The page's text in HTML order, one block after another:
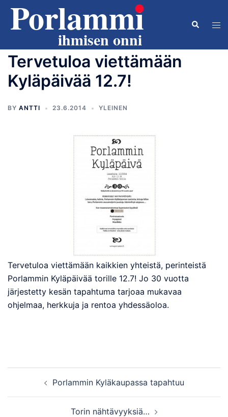
Skip
content
Search
Tervetuloa viettämään
Kyläpäivää 12.7!
BY ANTTI 23.6.2014 YLEINEN
Tervetuloa viettämään kaikkien yhteistä, perinteistä
Porlammin Kyläpäivää torille 12.7! Jo 30 vuotta
järjestetty kesän tapahtuma tarjoaa mukavaa
ohjelmaa, herkkuja ja rentoa yhdessäoloa.
navigationPorlammin Kyläkaupassa tapahtuu
Torin nähtävyyksiä…